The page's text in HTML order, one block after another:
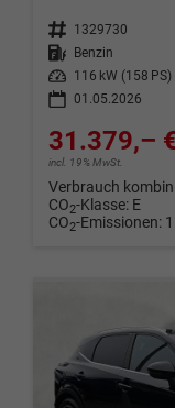
Fahrzeugnr. 1329730
Kraftstoff
Benzin
Leistung
116 kW (158 PS)
01.05.2026
31.379,–
incl. 19% MwSt.
Verbrauch
CO2-Klasse: E
CO2-Emissionen: